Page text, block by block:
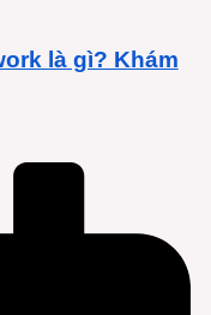
là gì? Khám